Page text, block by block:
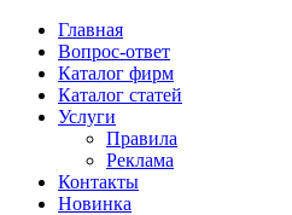
Главная
Вопрос-ответ
Каталог фирм
Каталог статей
Услуги
Правила
Реклама
Контакты
Новинка